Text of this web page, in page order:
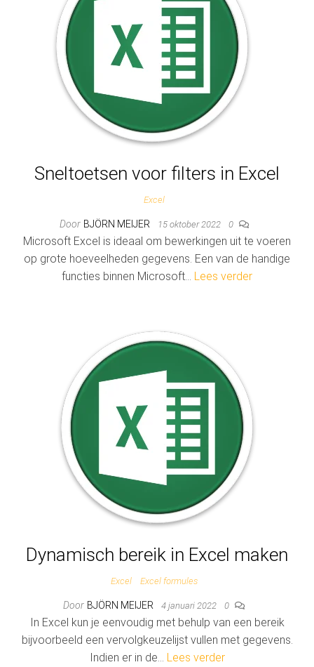
Sneltoetsen voor filters in Excel
Excel
Door BJÖRN MEIJER 15 oktober 2022 0
Microsoft Excel is ideaal om bewerkingen uit te voeren
op grote hoeveelheden gegevens. Een van de handige
functies binnen Microsoft… Lees verder
Dynamisch bereik in Excel maken
Excel Excel formules
Door BJÖRN MEIJER 4 januari 2022 0
In Excel kun je eenvoudig met behulp van een bereik
bijvoorbeeld een vervolgkeuzelijst vullen met gegevens.
Indien er in de… Lees verder